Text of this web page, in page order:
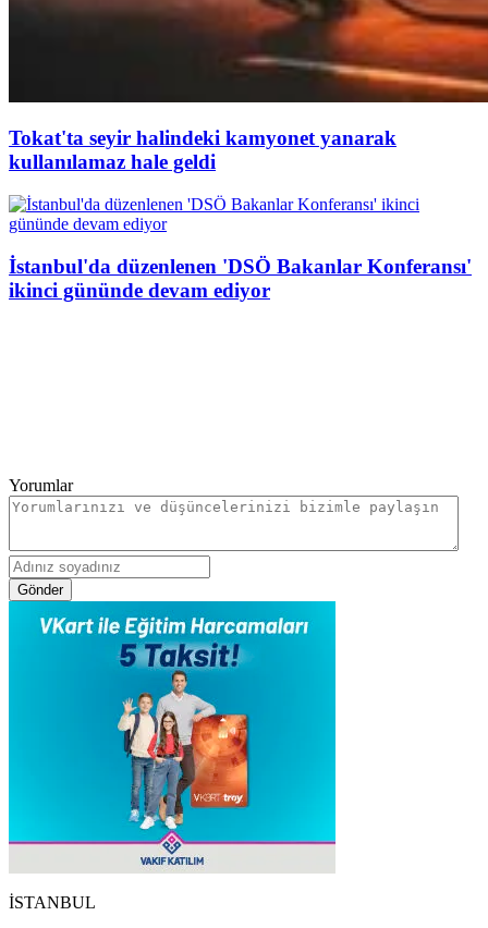
Tokat'ta seyir halindeki kamyonet yanarak
kullanılamaz hale geldi
İstanbul'da düzenlenen 'DSÖ Bakanlar Konferansı'
ikinci gününde devam ediyor
Yorumlar
Gönder
İSTANBUL